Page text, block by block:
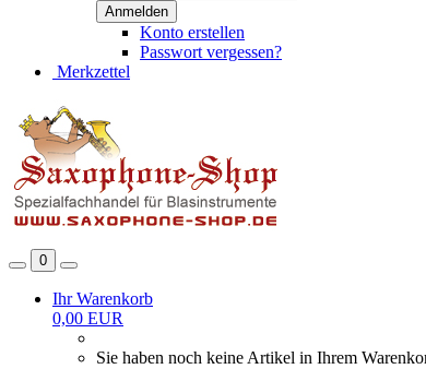
Konto erstellen
Passwort vergessen?
Merkzettel
0
Ihr Warenkorb
0,00 EUR
Sie haben noch keine Artikel in Ihrem